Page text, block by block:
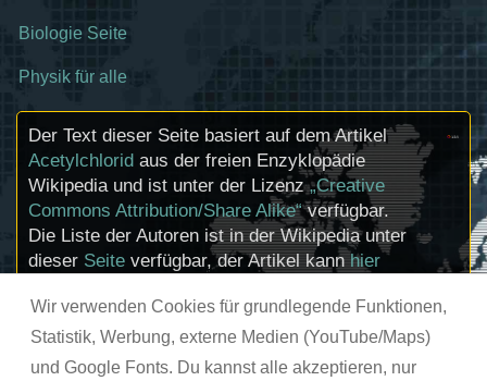
Wir verwenden Cookies für grundlegende Funktionen,
Statistik, Werbung, externe Medien (YouTube/Maps)
und Google Fonts. Du kannst alle akzeptieren, nur
Biologie Seite
Physik für alle
Der Text dieser Seite basiert auf dem Artikel
Acetylchlorid aus der freien Enzyklopädie
Wikipedia und ist unter der Lizenz„Creative
Commons Attribution/Share Alike“verfügbar.
Die Liste der Autoren ist in der Wikipedia unter
dieser Seite verfügbar, der Artikel kannhier
Urhebern und zum Lizenzstatus eingebundener
Mediendateien (etwa Bilder oder Videos) können
im Regelfall durch Anklicken dieser abgerufen